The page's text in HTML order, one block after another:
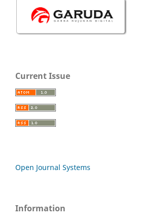
Current Issue
Open Journal Systems
Information